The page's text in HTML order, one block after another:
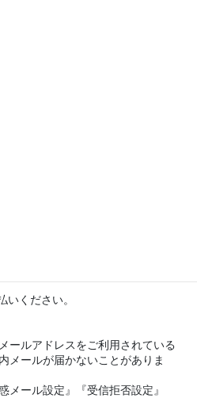
いください。
ールアドレスをご利用されている
メールが届かないことがありま
メール設定』『受信拒否設定』